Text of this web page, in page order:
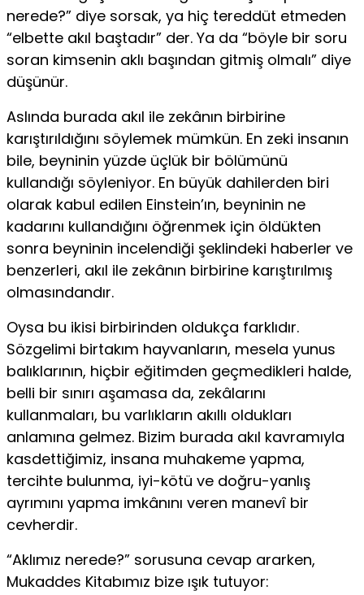
nerede?” diye sorsak, ya hiç tereddüt etmeden
“elbette akıl baştadır” der. Ya da “böyle bir soru
soran kimsenin aklı başından gitmiş olmalı” diye
düşünür.
Aslında burada akıl ile zekânın birbirine
karıştırıldığını söylemek mümkün. En zeki insanın
bile, beyninin yüzde üçlük bir bölümünü
kullandığı söyleniyor. En büyük dahilerden biri
olarak kabul edilen Einstein’ın, beyninin ne
kadarını kullandığını öğrenmek için öldükten
sonra beyninin incelendiği şeklindeki haberler ve
benzerleri, akıl ile zekânın birbirine karıştırılmış
olmasındandır.
Oysa bu ikisi birbirinden oldukça farklıdır.
Sözgelimi birtakım hayvanların, mesela yunus
balıklarının, hiçbir eğitimden geçmedikleri halde,
belli bir sınırı aşamasa da, zekâlarını
kullanmaları, bu varlıkların akıllı oldukları
anlamına gelmez. Bizim burada akıl kavramıyla
kasdettiğimiz, insana muhakeme yapma,
tercihte bulunma, iyi-kötü ve doğru-yanlış
ayrımını yapma imkânını veren manevî bir
cevherdir.
“Aklımız nerede?” sorusuna cevap ararken,
Mukaddes Kitabımız bize ışık tutuyor: